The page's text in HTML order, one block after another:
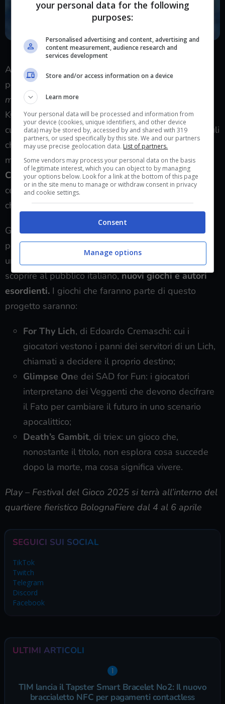
Arrivano le novità GrumpyBear al PLAY Festival (player.it)
Altro titolo da tenere sott’occhio, soprattutto in un
periodo in cui impazza di nuovo
mania, è Wilderfeast
KC Shi, è un progetto originale diHorrible Guild
cui
i giocatori interpretano i Wilder: ranger ed esuli
che brandiscono giganteschi utensili da cucina e
mutano a seconda dei mostri di cui si nutrono.
Cacciate, cucinate, mangiate, diventate più forti e
cercate di sventare il pericolo della Frenesia, virus
che pervade l’Unica Terra, teatro delle vicende.
Grande attenzione anche per un progetto che è un
po’ il vanto di GrumpyBear:Ursa Minor.Si tratta di
una collana editoriale pensata per scoprire e far
scoprire al pubblico italiano,nuovi giochi e autori
esordienti. I giochi che faranno parte di questo
progetto saranno:
For Thy Lich, di Edoardo Cremaschi: cui i
giocatori vestono i panni dei servitori di un Lich,
chiamati a decidere il proprio destino;
Glimpse One dei SAD for Fun: i giocatori
interpretano dei Veggenti che devono decifrare
il Fato per cambiare il futuro in uno scenario
apocalittico;
Death’s Gambit, di triex: un gioco che,
nonostante il titolo, non esplora cosa succede
dopo la morte, ma cosa significa vivere.
Play – Festival del Gioco 2025 si terrà all’interno del
quartiere fieristico BolognaFiere dal 4 al 6 aprile
SEGUICI SUI SOCIAL
TikTok
Twitch
Telegram
Discord
Facebook
ULTIMI ARTICOLI
TIM lancia il Tapster Smart Bracelet No2: Il nuovo
braccialetto NFC per pagamenti contactless
your personal data for the following
purposes:
Personalised advertising and content, advertising and
content measurement, audience research and
services development
Store and/or access information on a device
Learn more
Your personal data will be processed and information from
your device (cookies, unique identifiers, and other device
data) may be stored by, accessed by and shared with 319
partners, or used specifically by this site. We and our partners
may use precise geolocation data. List of partners.
Some vendors may process your personal data on the basis
of legitimate interest, which you can object to by managing
your options below. Look for a link at the bottom of this page
or in the site menu to manage or withdraw consent in privacy
and cookie settings.
Consent
Manage options